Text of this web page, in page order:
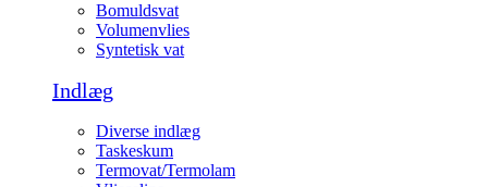
Bomuldsvat
Volumenvlies
Syntetisk vat
Indlæg
Diverse indlæg
Taskeskum
Termovat/Termolam